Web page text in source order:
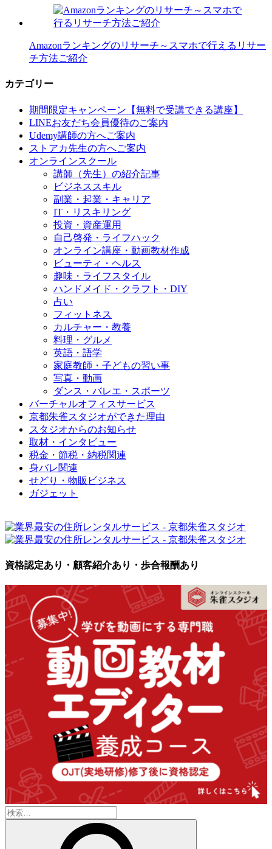
Amazonランキングのリサーチ～スマホで行えるリサー
チ方法ご紹介
カテゴリー
期間限定キャンペーン【無料で受講できる講座】
LINEお友だち会員優待のご案内
Udemy講師の方へご案内
ストアカ先生の方へご案内
オンラインスクール
講師（先生）の紹介記事
ビジネススキル
副業・起業・キャリア
IT・リスキリング
投資・資産運用
自己啓発・ライフハック
オンライン講座・動画教材作成
ビューティ・ヘルス
趣味・ライフスタイル
ハンドメイド・クラフト・DIY
占い
フィットネス
カルチャー・教養
料理・グルメ
英語・語学
家庭教師・子どもの習い事
写真・動画
ダンス・バレエ・スポーツ
バーチャルオフィスサービス
京都朱雀スタジオができた理由
スタジオからのお知らせ
取材・インタビュー
税金・節税・納税関連
身バレ関連
せどり・物販ビジネス
ガジェット
資格認定あり・顧客紹介あり・歩合報酬あり
検
索: